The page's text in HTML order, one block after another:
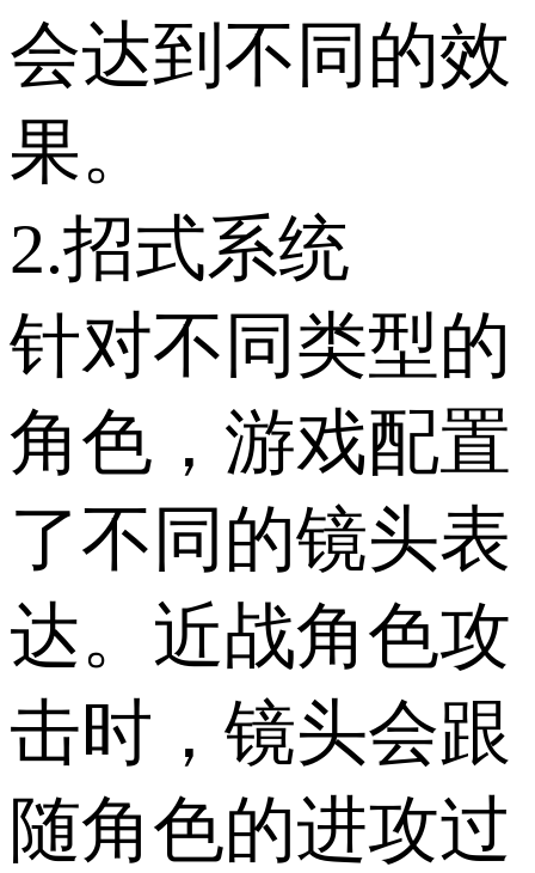
会达到不同的效
果。
2.招式系统
针对不同类型的
角色，游戏配置
了不同的镜头表
达。近战角色攻
击时，镜头会跟
随角色的进攻过